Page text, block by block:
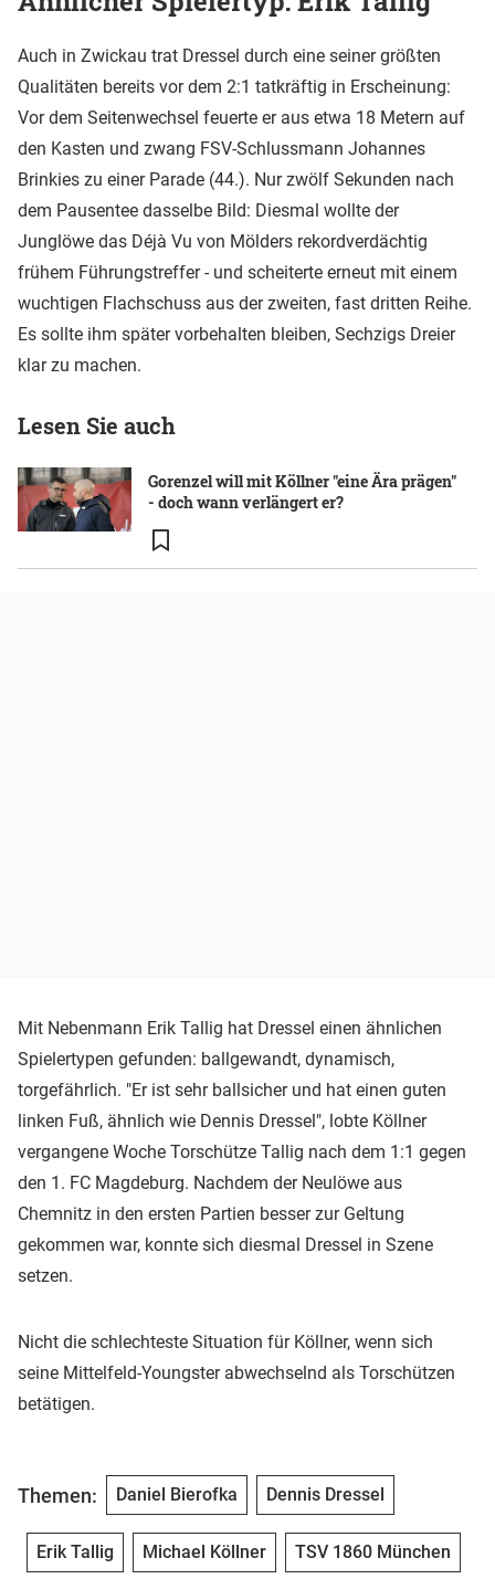
Auch in Zwickau trat Dressel durch eine seiner größten
Qualitäten bereits vor dem 2:1 tatkräftig in Erscheinung:
Vor dem Seitenwechsel feuerte er aus etwa 18 Metern auf
den Kasten und zwang FSV-Schlussmann Johannes
Brinkies zu einer Parade (44.). Nur zwölf Sekunden nach
dem Pausentee dasselbe Bild: Diesmal wollte der
Junglöwe das Déjà Vu von Mölders rekordverdächtig
frühem Führungstreffer - und scheiterte erneut mit einem
wuchtigen Flachschuss aus der zweiten, fast dritten Reihe.
Es sollte ihm später vorbehalten bleiben, Sechzigs Dreier
klar zu machen.
Lesen Sie auch
Gorenzel will mit Köllner "eine Ära prägen"
- doch wann verlängert er?
Mit Nebenmann Erik Tallig hat Dressel einen ähnlichen
Spielertypen gefunden: ballgewandt, dynamisch,
torgefährlich. "Er ist sehr ballsicher und hat einen guten
linken Fuß, ähnlich wie Dennis Dressel", lobte Köllner
vergangene Woche Torschütze Tallig nach dem 1:1 gegen
den 1. FC Magdeburg. Nachdem der Neulöwe aus
Chemnitz in den ersten Partien besser zur Geltung
gekommen war, konnte sich diesmal Dressel in Szene
setzen.
Nicht die schlechteste Situation für Köllner, wenn sich
seine Mittelfeld-Youngster abwechselnd als Torschützen
betätigen.
Themen: Daniel Bierofka Dennis Dressel
Erik Tallig Michael Köllner TSV 1860 München